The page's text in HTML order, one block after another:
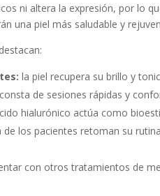
ni altera la expresión, por lo
una piel más saludable y
la piel recupera su brillo y
de sesiones rápidas y
hialurónico actúa como
de los pacientes retoman su
con otros tratamientos de